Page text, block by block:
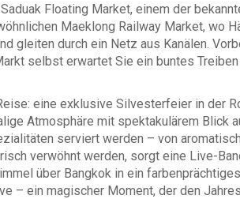
Floating Market, einem der
Maeklong Railway Market, wo
gleiten durch ein Netz aus Kanälen.
selbst erwartet Sie ein buntes
eine exklusive Silvesterfeier in der
Atmosphäre mit spektakulärem
serviert werden – von
verwöhnt werden, sorgt eine Live-
über Bangkok in ein
– ein magischer Moment, der den